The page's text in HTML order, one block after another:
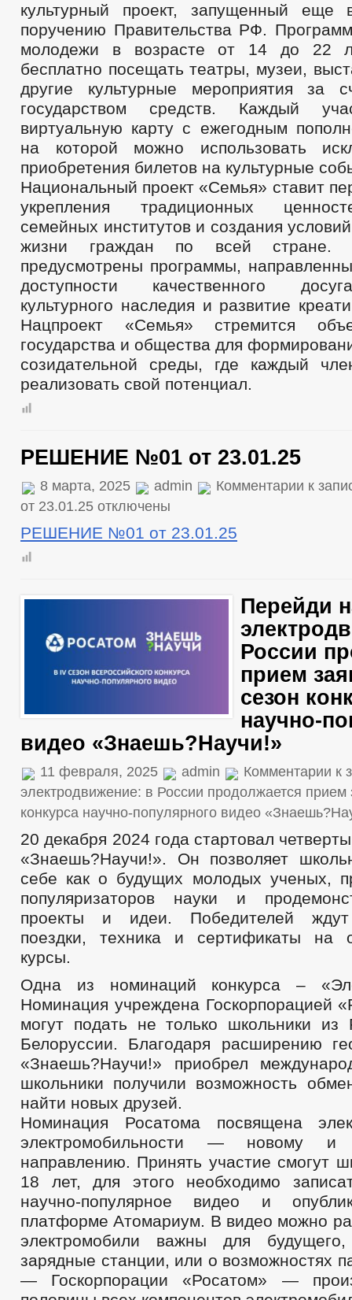
культурный проект, запущенный
поручению Правительства РФ.
молодежи в возрасте от 14 до 22
бесплатно посещать театры, музеи,
другие культурные мероприятия за
государством средств. Каждый
виртуальную карту с ежегодным
на которой можно использовать
приобретения билетов на культурные
Национальный проект «Семья» ставит
укрепления традиционных
семейных институтов и создания
жизни граждан по всей стране.
предусмотрены программы,
доступности качественного
культурного наследия и развитие
Нацпроект «Семья» стремится
государства и общества для
созидательной среды, где каждый
реализовать свой потенциал.
РЕШЕНИЕ №01 от 23.01.25
8 марта, 2025 admin Комментарии к
от 23.01.25 отключены
РЕШЕНИЕ №01 от 23.01.25
Перейди
России
прием
сезон
научно-
видео «Знаешь?Научи!»
11 февраля, 2025 admin Комментарии к
электродвижение: в России продолжается прием
конкурса научно-популярного видео
20 декабря 2024 года стартовал
«Знаешь?Научи!». Он позволяет
себе как о будущих молодых ученых,
популяризаторов науки и
проекты и идеи. Победителей ждут
поездки, техника и сертификаты на
курсы.
Одна из номинаций конкурса –
Номинация учреждена Госкорпорацией
могут подать не только школьники
Белоруссии. Благодаря расширению
«Знаешь?Научи!» приобрел
школьники получили возможность
найти новых друзей.
Номинация Росатома посвящена
электромобильности — новому и
направлению. Принять участие смогут
18 лет, для этого необходимо
научно-популярное видео и
платформе Атомариум. В видео можно
электромобили важны для
зарядные станции, или о возможностях
— Госкорпорации «Росатом» —